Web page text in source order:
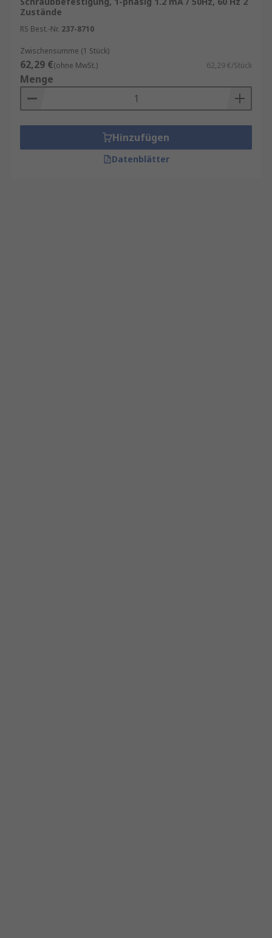
Zustände
RS Best.-Nr. 237-8710
Zwischensumme (1 Stück)
62,29 €(ohne MwSt.) 62,29 €/Stück
Menge
Hinzufügen
Datenblätter